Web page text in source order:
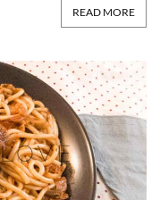
READ MORE